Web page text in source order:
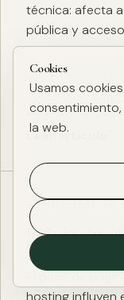
técnica: afecta
pública y
Leer artículo
ESG DIGITAL·27
Huella de carbono
ESG de una web
El peso de
hosting influyen
Cookies
Usamos
la web.